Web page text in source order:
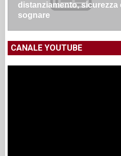
distanziamento, sicurezza
sognare
CANALE YOUTUBE